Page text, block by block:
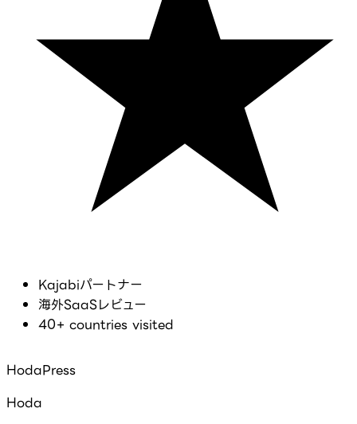
Kajabiパートナー
海外SaaSレビュー
40+ countries visited
HodaPress
Hoda